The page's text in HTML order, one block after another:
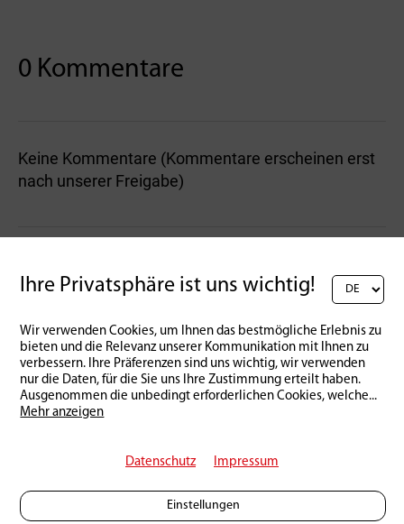
0 Kommentare
Keine Kommentare (Kommentare erscheinen erst
nach unserer Freigabe)
Ihre Privatsphäre ist uns wichtig!
Wir verwenden Cookies, um Ihnen das bestmögliche Erlebnis zu
bieten und die Relevanz unserer Kommunikation mit Ihnen zu
verbessern. Ihre Präferenzen sind uns wichtig, wir verwenden
nur die Daten, für die Sie uns Ihre Zustimmung erteilt haben.
Ausgenommen die unbedingt erforderlichen Cookies, welche...
Mehr anzeigen
Datenschutz Impressum
Einstellungen